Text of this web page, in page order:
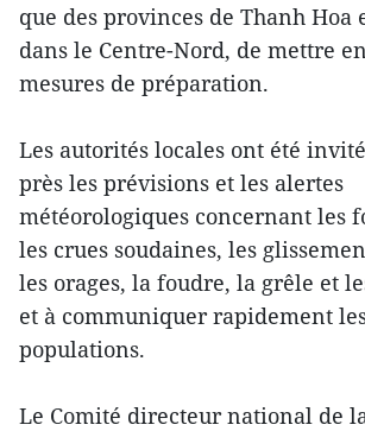
que des provinces de Thanh Hoa
dans le Centre-Nord, de mettre
mesures de préparation.
Les autorités locales ont été
près les prévisions et les alertes
météorologiques concernant les
les crues soudaines, les
les orages, la foudre, la grêle et
et à communiquer rapidement
populations.
Le Comité directeur national de